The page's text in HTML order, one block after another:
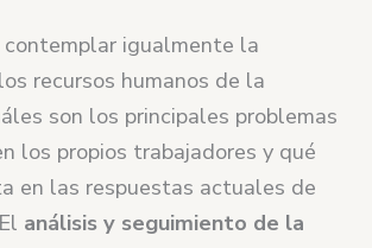
contemplar igualmente la
recursos humanos de la
son los principales problemas
los propios trabajadores y qué
en las respuestas actuales de
análisis y seguimiento de la